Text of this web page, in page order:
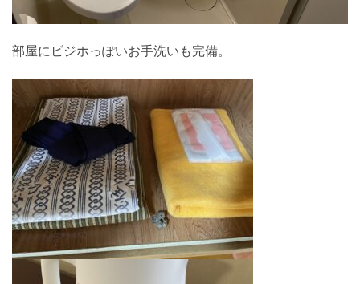
部屋にビジホっぽいお手洗いも完備。